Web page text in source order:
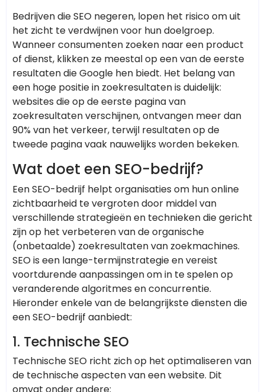
Bedrijven die SEO negeren, lopen het risico om uit
het zicht te verdwijnen voor hun doelgroep.
Wanneer consumenten zoeken naar een product
of dienst, klikken ze meestal op een van de eerste
resultaten die Google hen biedt. Het belang van
een hoge positie in zoekresultaten is duidelijk:
websites die op de eerste pagina van
zoekresultaten verschijnen, ontvangen meer dan
90% van het verkeer, terwijl resultaten op de
tweede pagina vaak nauwelijks worden bekeken.
Wat doet een SEO-bedrijf?
Een SEO-bedrijf helpt organisaties om hun online
zichtbaarheid te vergroten door middel van
verschillende strategieën en technieken die gericht
zijn op het verbeteren van de organische
(onbetaalde) zoekresultaten van zoekmachines.
SEO is een lange-termijnstrategie en vereist
voortdurende aanpassingen om in te spelen op
veranderende algoritmes en concurrentie.
Hieronder enkele van de belangrijkste diensten die
een SEO-bedrijf aanbiedt:
1. Technische SEO
Technische SEO richt zich op het optimaliseren van
de technische aspecten van een website. Dit
omvat onder andere: